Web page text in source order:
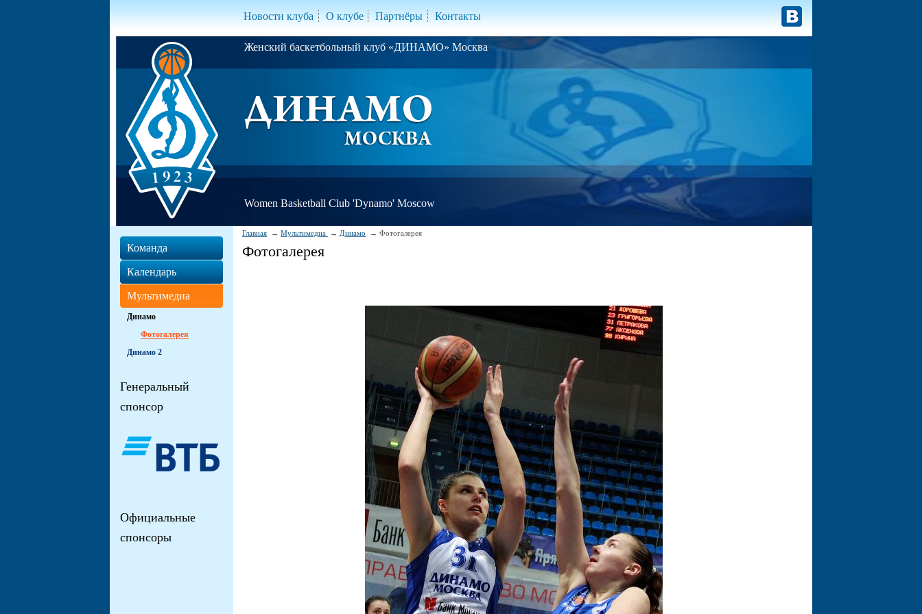
Новости клуба О клубе Партнёры Контакты
Женский баскетбольный клуб «ДИНАМО» Москва
Women Basketball Club 'Dynamo' Moscow
Главная Мультимедиа Динамо Фотогалерея
Фотогалерея
Команда
Календарь
Мультимедиа
Динамо
Фотогалерея
Динамо 2
Генеральный
спонсор
Официальные
спонсоры